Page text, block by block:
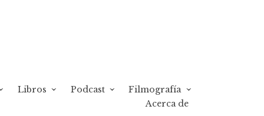
Libros Podcast
Filmografía
Acerca de